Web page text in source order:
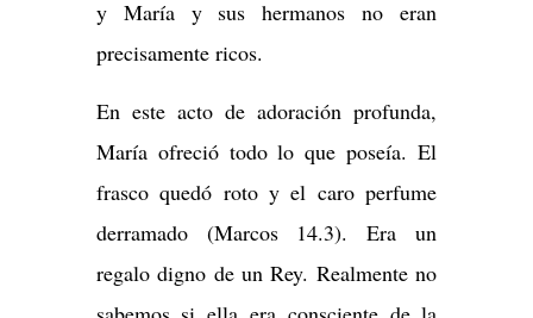
y María y sus hermanos no eran
precisamente ricos.
En este acto de adoración profunda,
María ofreció todo lo que poseía. El
frasco quedó roto y el caro perfume
derramado (Marcos 14.3). Era un
regalo digno de un Rey. Realmente no